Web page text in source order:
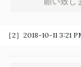
［2］2018-10-11 3:21